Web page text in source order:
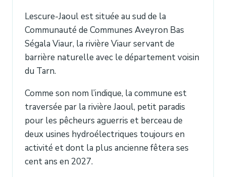
Lescure-Jaoul est située au sud de la
Communauté de Communes Aveyron Bas
Ségala Viaur, la rivière Viaur servant de
barrière naturelle avec le département voisin
du Tarn.
Comme son nom l’indique, la commune est
traversée par la rivière Jaoul, petit paradis
pour les pêcheurs aguerris et berceau de
deux usines hydroélectriques toujours en
activité et dont la plus ancienne fêtera ses
cent ans en 2027.